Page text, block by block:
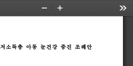
Zoom
저소득층 아동 눈건강 증진 조례안